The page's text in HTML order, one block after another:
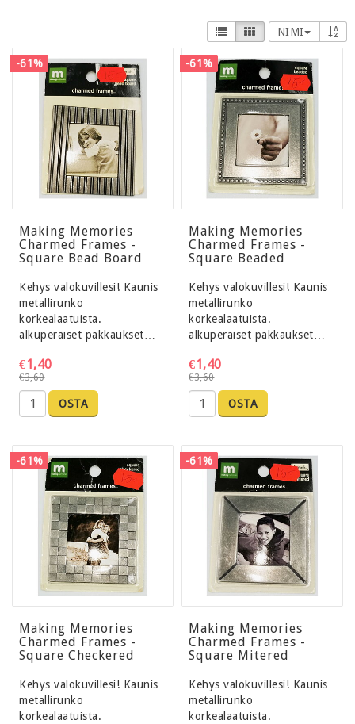
NIMI
-61%
Making Memories
Charmed Frames -
Square Bead Board
Kehys valokuvillesi! Kaunis
metallirunko
korkealaatuista.
alkuperäiset pakkaukset…
€3,60
€1,40
OSTA
-61%
Making Memories
Charmed Frames -
Square Beaded
Kehys valokuvillesi! Kaunis
metallirunko
korkealaatuista.
alkuperäiset pakkaukset…
€3,60
€1,40
OSTA
-61%
Making Memories
Charmed Frames -
Square Checkered
Kehys valokuvillesi! Kaunis
metallirunko
korkealaatuista.
-61%
Making Memories
Charmed Frames -
Square Mitered
Kehys valokuvillesi! Kaunis
metallirunko
korkealaatuista.